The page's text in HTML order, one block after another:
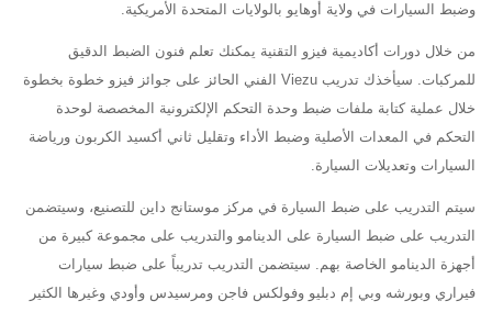
وضبط السيارات في ولاية أوهايو بالولايات المتحدة الأمريكية.
من خلال دورات أكاديمية فيزو التقنية يمكنك تعلم فنون الضبط الدقيق
للمركبات. سيأخذك تدريب Viezu الفني الحائز على جوائز فيزو خطوة بخطوة
خلال عملية كتابة ملفات ضبط وحدة التحكم الإلكترونية المخصصة لوحدة
التحكم في المعدات الأصلية وضبط الأداء وتقليل ثاني أكسيد الكربون ورياضة
السيارات وتعديلات السيارة.
سيتم التدريب على ضبط السيارة في مركز موستانج داين للتصنيع، وسيتضمن
التدريب على ضبط السيارة على الدينامو والتدريب على مجموعة كبيرة من
أجهزة الدينامو الخاصة بهم. سيتضمن التدريب تدريباً على ضبط سيارات
فيراري وبورشه وبي إم دبليو وفولكس فاجن ومرسيدس وأودي وغيرها الكثير